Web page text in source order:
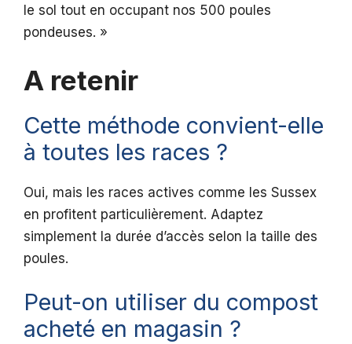
le sol tout en occupant nos 500 poules
pondeuses. »
A retenir
Cette méthode convient-elle
à toutes les races ?
Oui, mais les races actives comme les Sussex
en profitent particulièrement. Adaptez
simplement la durée d’accès selon la taille des
poules.
Peut-on utiliser du compost
acheté en magasin ?